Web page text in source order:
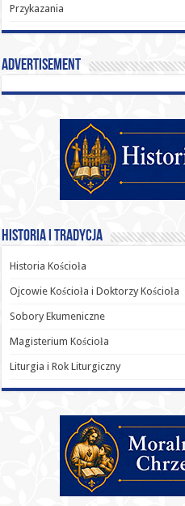
Przykazania
Advertisement
Historia i Tradycja
Historia Kościoła
Ojcowie Kościoła i Doktorzy Kościoła
Sobory Ekumeniczne
Magisterium Kościoła
Liturgia i Rok Liturgiczny